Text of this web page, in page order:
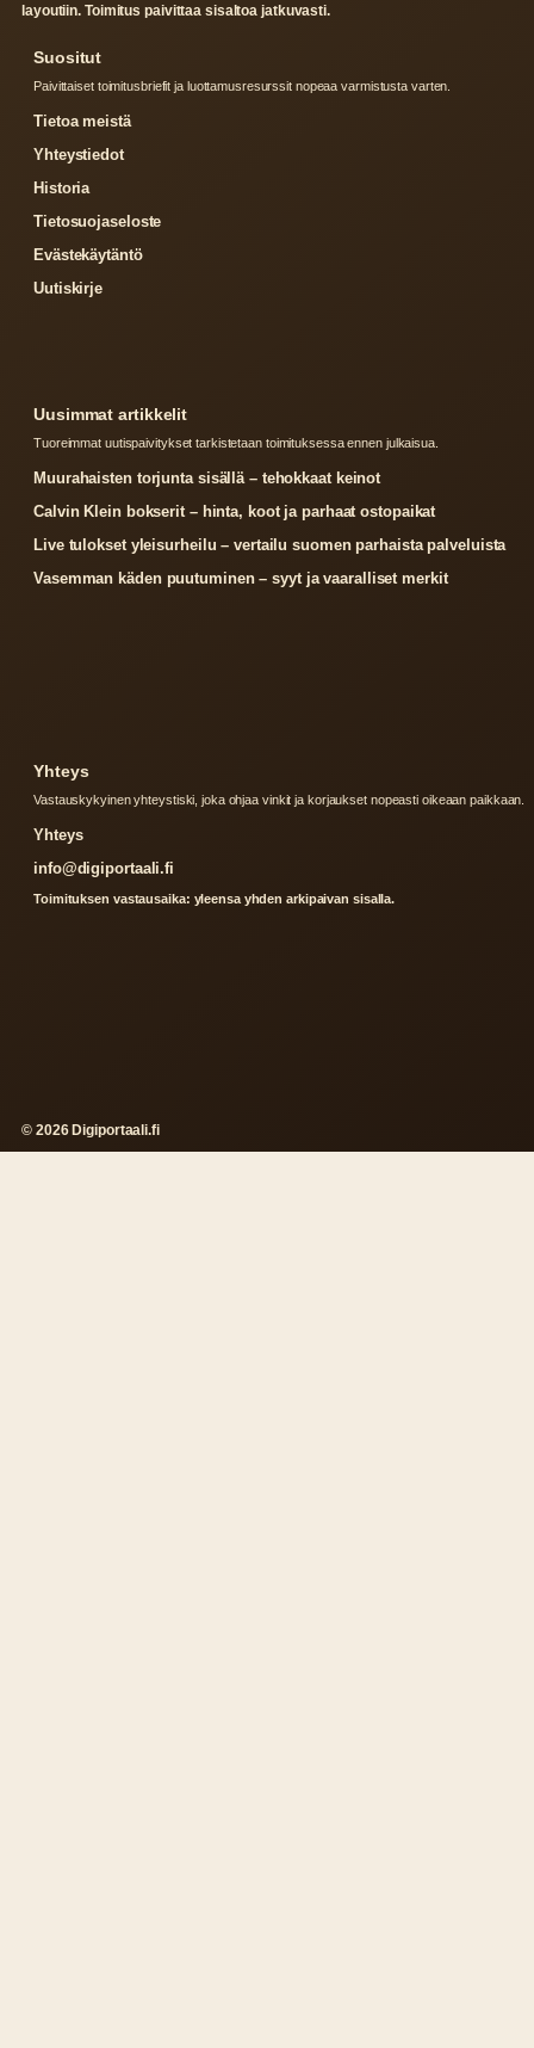
layoutiin. Toimitus paivittaa sisaltoa jatkuvasti.
Suositut
Paivittaiset toimitusbriefit ja luottamusresurssit nopeaa varmistusta varten.
Tietoa meistä
Yhteystiedot
Historia
Tietosuojaseloste
Evästekäytäntö
Uutiskirje
Uusimmat artikkelit
Tuoreimmat uutispaivitykset tarkistetaan toimituksessa ennen julkaisua.
Muurahaisten torjunta sisällä – tehokkaat keinot
Calvin Klein bokserit – hinta, koot ja parhaat ostopaikat
Live tulokset yleisurheilu – vertailu suomen parhaista palveluista
Vasemman käden puutuminen – syyt ja vaaralliset merkit
Yhteys
Vastauskykyinen yhteystiski, joka ohjaa vinkit ja korjaukset nopeasti oikeaan paikkaan.
Yhteys
info@digiportaali.fi
Toimituksen vastausaika: yleensa yhden arkipaivan sisalla.
© 2026 Digiportaali.fi